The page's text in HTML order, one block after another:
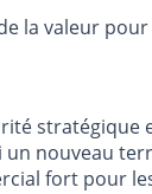
la valeur
un
fort pour